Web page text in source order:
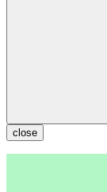
close